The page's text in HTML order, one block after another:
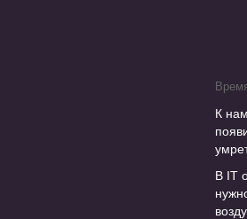
К
В IT